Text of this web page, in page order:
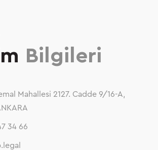
Bilgileri
Mahallesi 2127. Cadde 9/16-A,
34 66